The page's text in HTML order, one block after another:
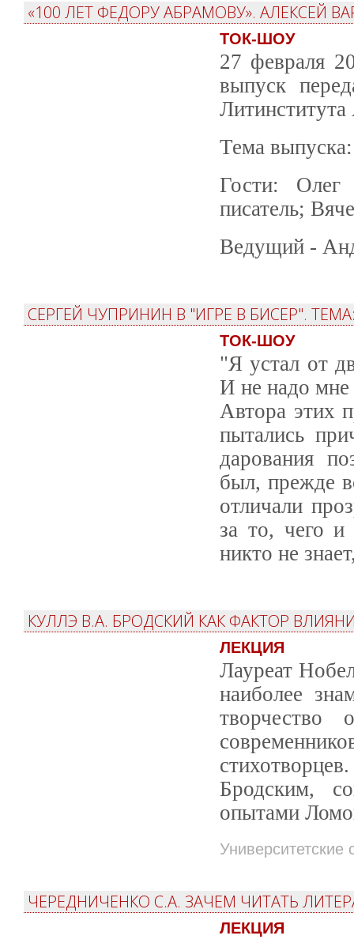
«100 ЛЕТ ФЕДОРУ АБРАМОВУ». АЛЕКСЕЙ
ТОК-ШОУ
27 февраля
выпуск
Тема
Гости: Олег
писатель;
Ведущий -
СЕРГЕЙ ЧУПРИНИН В "ИГРЕ В БИСЕР".
ТОК-ШОУ
"Я устал от
И не надо мне
Автора этих
пытались
дарования
был, прежде
отличали
за то, чего и
никто не
КУЛЛЭ В.А. БРОДСКИЙ КАК ФАКТОР
ЛЕКЦИЯ
Лауреат
наиболее
творчество
Бродским,
опытами
Университетские
ЧЕРЕДНИЧЕНКО С.А. ЗАЧЕМ ЧИТАТЬ
ЛЕКЦИЯ